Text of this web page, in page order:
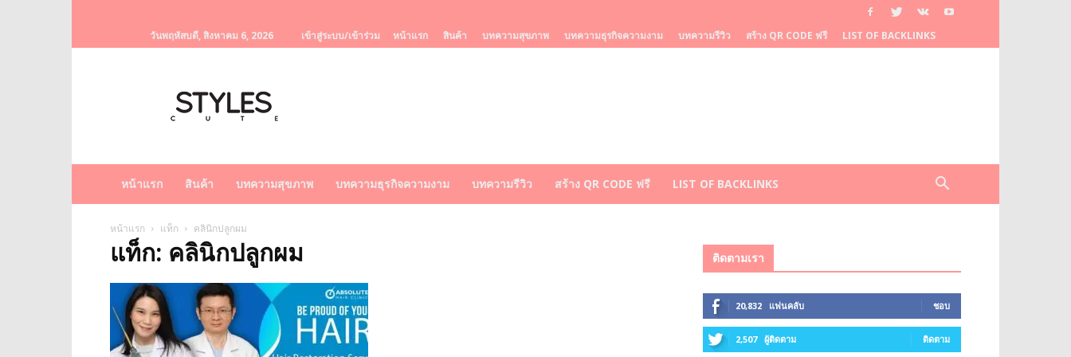
วันพฤหัสบดี, สิงหาคม 6, 2026 เข้าสู่ระบบ/เข้าร่วม หน้าแรก สินค้า บทความสุขภาพ บทความธุรกิจความงาม บทความรีวิว สร้าง QR CODE ฟรี LIST OF BACKLINKS
เรื่อง
ราว
ครีม
หน้า
ขาว
หน้า
ใส
หน้าแรก สินค้า บทความสุขภาพ บทความธุรกิจความงาม บทความรีวิว สร้าง QR CODE ฟรี LIST OF BACKLINKS
หน้าแรก แท็ก คลินิกปลูกผม
แท็ก: คลินิกปลูกผม ติดตามเรา
20,832 แฟนคลับ ชอบ
2,507 ผู้ติดตาม ติดตาม